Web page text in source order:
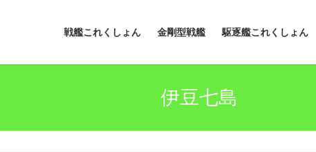
戦艦これくしょん 金剛型戦艦 駆逐艦これくしょん
伊豆七島